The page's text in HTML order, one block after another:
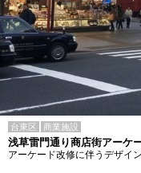
台東区 商業施設
浅草雷門通り商店街アーケ
アーケード改修に伴うデザイ